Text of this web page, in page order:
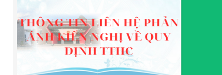
Lượt xem:485 | lượt tải:337
225/QĐ-BQLKKT
QUYẾT ĐỊNH Về việc công bố công khai giao dự
toán chi ngân sách năm 2024